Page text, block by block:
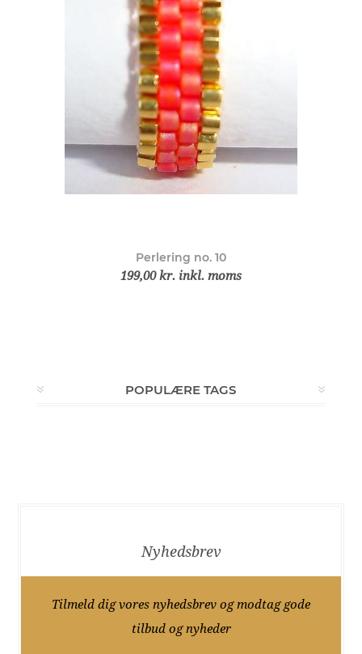
Perlering no. 10
199,00 kr. inkl. moms
POPULÆRE TAGS
Nyhedsbrev
Tilmeld dig vores nyhedsbrev og modtag gode
tilbud og nyheder